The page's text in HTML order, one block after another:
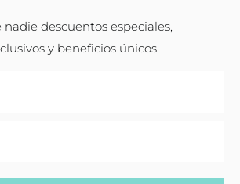
descuentos especiales,
y beneficios únicos.